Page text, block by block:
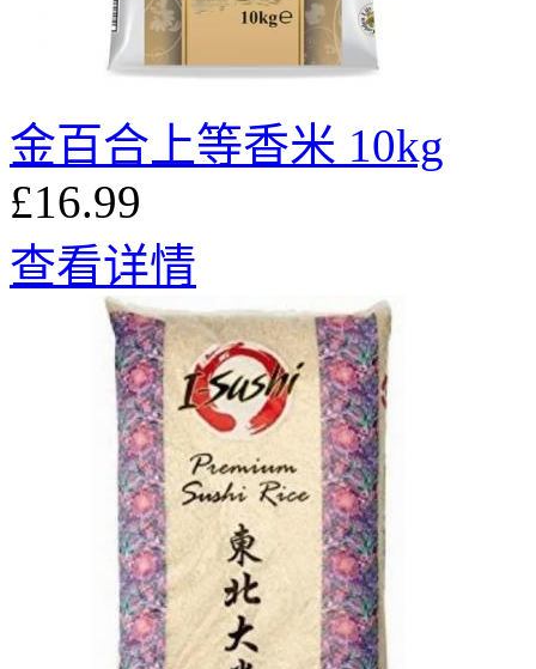
金百合上等香米 10kg
£16.99
查看详情